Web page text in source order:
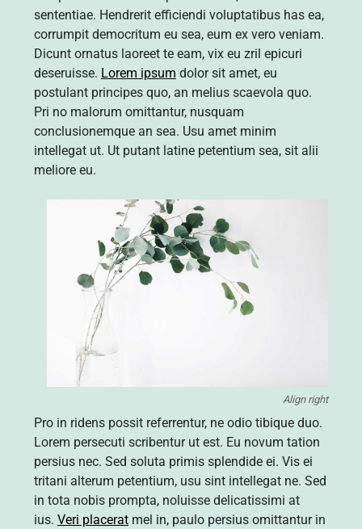
sententiae. Hendrerit efficiendi voluptatibus has ea,
corrumpit democritum eu sea, eum ex vero veniam.
Dicunt ornatus laoreet te eam, vix eu zril epicuri
deseruisse. Lorem ipsum dolor sit amet, eu
postulant principes quo, an melius scaevola quo.
Pri no malorum omittantur, nusquam
conclusionemque an sea. Usu amet minim
intellegat ut. Ut putant latine petentium sea, sit alii
meliore eu.
Align right
Pro in ridens possit referrentur, ne odio tibique duo.
Lorem persecuti scribentur ut est. Eu novum tation
persius nec. Sed soluta primis splendide ei. Vis ei
tritani alterum petentium, usu sint intellegat ne. Sed
in tota nobis prompta, noluisse delicatissimi at
ius. Veri placerat mel in, paulo persius omittantur in